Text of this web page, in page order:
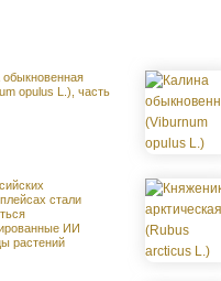
обыкновенная
opulus L.), часть
стали
ИИ
растений